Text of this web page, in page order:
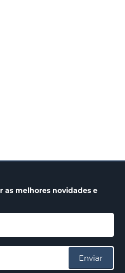
as melhores novidadese
Enviar